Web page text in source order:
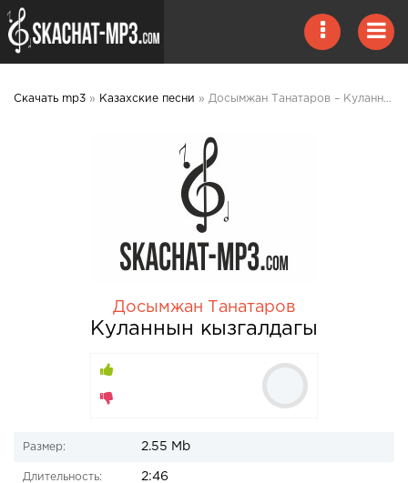
Скачать mp3 » Казахские песни » Досымжан Танатаров – Куланнын кызгалдагы mp3 скачать
Досымжан Танатаров
Куланнын кызгалдагы
Размер: 2.55 Mb
Длительность: 2:46